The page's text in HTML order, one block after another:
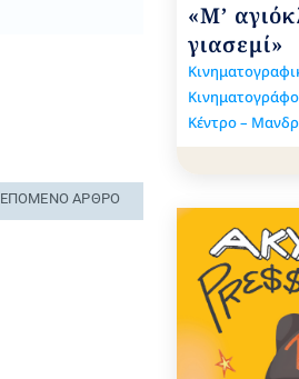
ΕΠΌΜΕΝΟ ΆΡΘΡΟ
«Μ’
γιασεμί»
Κέντρο –